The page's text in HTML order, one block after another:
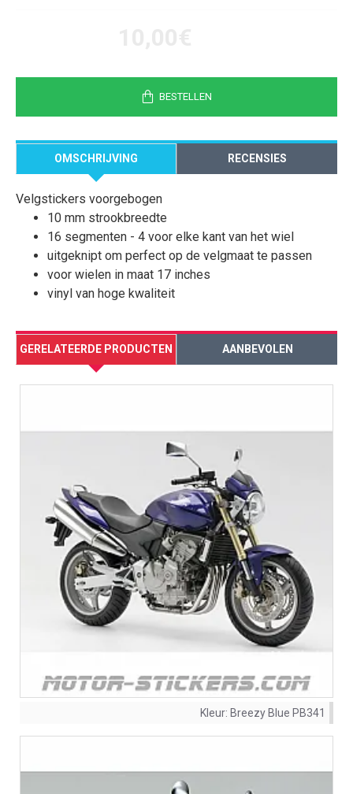
BESTELLEN
OMSCHRIJVING RECENSIES
Velgstickers voorgebogen
10 mm strookbreedte
16 segmenten - 4 voor elke kant van het wiel
uitgeknipt om perfect op de velgmaat te passen
voor wielen in maat 17 inches
vinyl van hoge kwaliteit
GERELATEERDE PRODUCTEN AANBEVOLEN
Kleur: Breezy Blue PB341